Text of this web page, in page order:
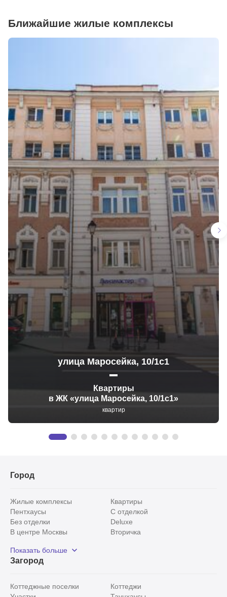
Ближайшие жилые комплексы
улица Маросейка, 10/1с1
Квартиры
в ЖК «улица Маросейка, 10/1с1»
квартир
Город
Жилые комплексы
Квартиры
Пентхаусы
С отделкой
Без отделки
Deluxe
В центре Москвы
Вторичка
Рядом с парком
С панорамными окнами
Показать больше
Загород
Коттеджные поселки
Коттеджи